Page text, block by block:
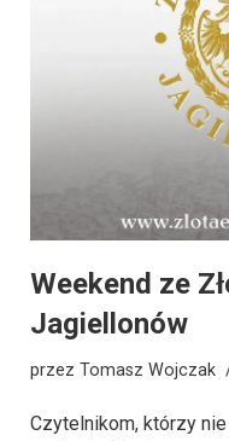
Weekend ze
Jagiellonów
przez Tomasz Wojczak
Czytelnikom, którzy